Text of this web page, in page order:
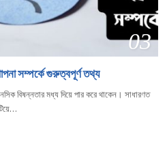
03
সম্পর্কে গুরুত্বপূর্ণ তথ্য
বিষন্নতার মধ্য দিয়ে পার করে থাকেন। সাধারণত